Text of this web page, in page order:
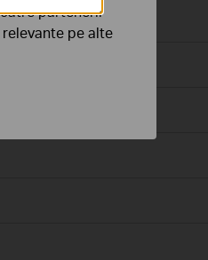
partenerii
pe alte